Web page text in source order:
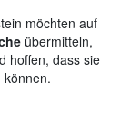
möchten auf
übermitteln,
hoffen, dass sie
können.